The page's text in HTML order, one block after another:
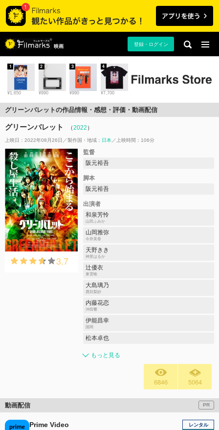
映画 登録・ログイン
¥1,650
1
¥990
2
¥990
3
¥7,700
4
グリーンバレットの作品情報・感想・評価・動画配信
グリーンバレット （2022 ）
上映日：2022年08月26日 製作国・地域： 日本 上映時間：106分
3.7
監督
阪元裕吾
脚本
阪元裕吾
出演者
和泉芳怜
山田ふみか
山岡雅弥
今井美香
天野きき
神里はるか
辻󠄀優衣
東雲唯
大島璃乃
鹿目梨紗
内藤花恋
沖田響
伊能昌幸
国岡
松本卓也
もっと見る
6846 5064
動画配信 PR
Prime Video
レンタル